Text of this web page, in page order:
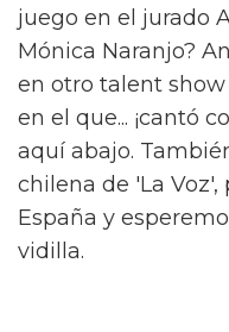
juego en el jurado
Mónica Naranjo?
en otro talent
en el que... ¡cantó
aquí abajo.
chilena de 'La Voz',
España y
vidilla.